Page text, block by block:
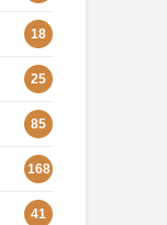
18
25
85
168
41